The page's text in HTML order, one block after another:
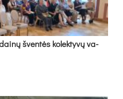
šven­tės ko­lek­ty­vų va­